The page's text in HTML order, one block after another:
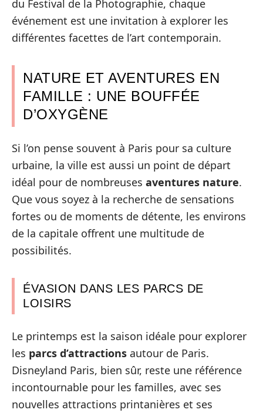
du Festival de la Photographie, chaque
événement est une invitation à explorer les
différentes facettes de l’art contemporain.
NATURE ET AVENTURES EN
FAMILLE : UNE BOUFFÉE
D’OXYGÈNE
Si l’on pense souvent à Paris pour sa culture
urbaine, la ville est aussi un point de départ
idéal pour de nombreuses aventures nature.
Que vous soyez à la recherche de sensations
fortes ou de moments de détente, les environs
de la capitale offrent une multitude de
possibilités.
ÉVASION DANS LES PARCS DE
LOISIRS
Le printemps est la saison idéale pour explorer
les parcs d’attractions autour de Paris.
Disneyland Paris, bien sûr, reste une référence
incontournable pour les familles, avec ses
nouvelles attractions printanières et ses